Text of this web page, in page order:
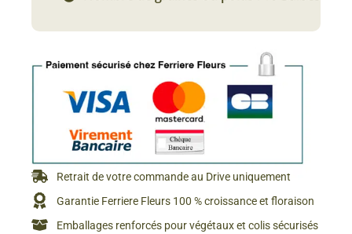
Retrait de votre commande au Drive uniquement
Garantie Ferriere Fleurs 100 % croissance et floraison
Emballages renforcés pour végétaux et colis sécurisés